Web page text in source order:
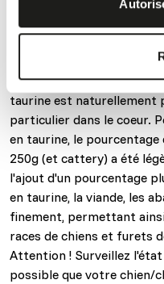
carnivore obligatoire, ce
viande (donc pas de riz,
être obtenue par le chat
contrairement au chien
taurine est naturellement
particulier dans le coeur.
en taurine, le pourcentage
250g (et cattery) a été
l'ajout d'un pourcentage
en taurine, la viande, les
finement, permettant
races de chiens et furets
Attention ! Surveillez
possible que votre chien/